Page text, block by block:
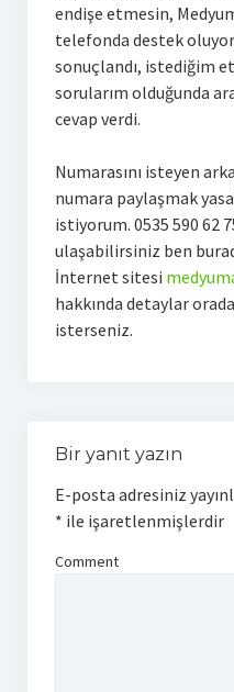
endişe etmesin,
telefonda destek
sonuçlandı, istediğim
sorularım olduğunda
cevap verdi.
Numarasını isteyen
numara paylaşmak
istiyorum. 0535 590 62
ulaşabilirsiniz ben
İnternet sitesi
hakkında detaylar
isterseniz.
Bir yanıt yazın
E-posta adresiniz
* ile işaretlenmişlerdir
Comment